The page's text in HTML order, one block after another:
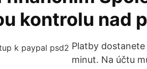
kontrolu nad
Platby
minut. Na účtu